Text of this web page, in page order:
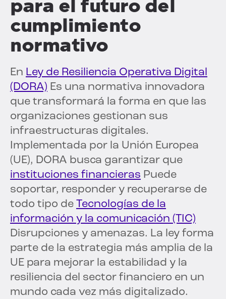
para el futuro del
cumplimiento
normativo
En Ley de Resiliencia Operativa Digital
(DORA) Es una normativa innovadora
que transformará la forma en que las
organizaciones gestionan sus
infraestructuras digitales.
Implementada por la Unión Europea
(UE), DORA busca garantizar que
instituciones financieras Puede
soportar, responder y recuperarse de
todo tipo de Tecnologías de la
información y la comunicación (TIC)
Disrupciones y amenazas. La ley forma
parte de la estrategia más amplia de la
UE para mejorar la estabilidad y la
resiliencia del sector financiero en un
mundo cada vez más digitalizado.